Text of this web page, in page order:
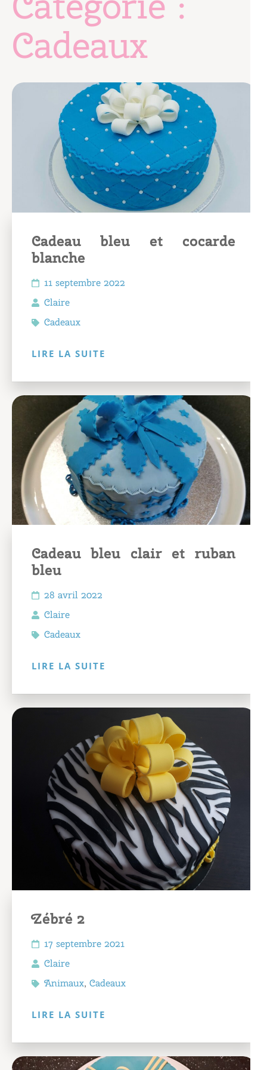
Cadeaux
Cadeau bleu et cocarde
blanche
11 septembre 2022
Claire
Cadeaux
LIRE LA SUITE
Cadeau bleu clair et ruban
bleu
28 avril 2022
Claire
Cadeaux
LIRE LA SUITE
Zébré 2
17 septembre 2021
Claire
Animaux, Cadeaux
LIRE LA SUITE